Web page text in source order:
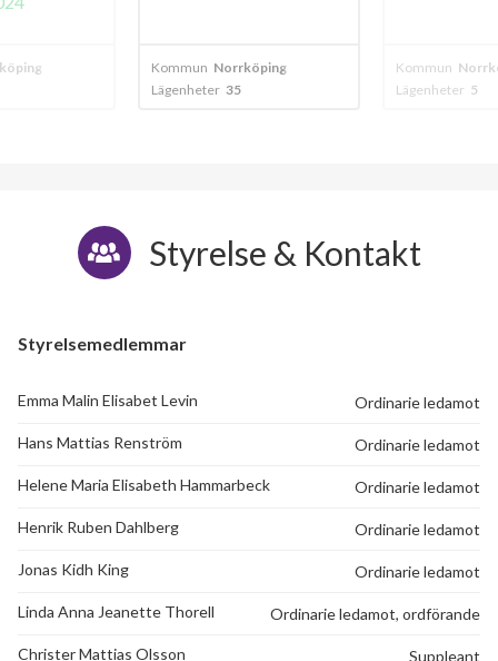
Kommun Norrköping
Lägenheter 35
Kommun
Lägenheter 5
Styrelse & Kontakt
Styrelsemedlemmar
Emma Malin Elisabet Levin Ordinarie ledamot
Hans Mattias Renström Ordinarie ledamot
Helene Maria Elisabeth Hammarbeck Ordinarie ledamot
Henrik Ruben Dahlberg Ordinarie ledamot
Jonas Kidh King Ordinarie ledamot
Linda Anna Jeanette Thorell Ordinarie ledamot, ordförande
Christer Mattias Olsson Suppleant